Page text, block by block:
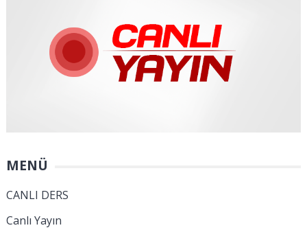
MENÜ
CANLI DERS
Canlı Yayın